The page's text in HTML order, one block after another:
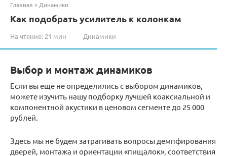
Главная »Динамики
Как подобрать усилитель к колонкам
На чтение: 21 мин Динамики
Выбор и монтаж динамиков
Если вы еще не определились с выбором динамиков,
можете изучить нашу подборку лучшей коаксиальной и
компонентной акустики в ценовом сегменте до 25 000
рублей.
Здесь мы не будем затрагивать вопросы демпфирования
дверей, монтажа и ориентации «пищалок», соответствия